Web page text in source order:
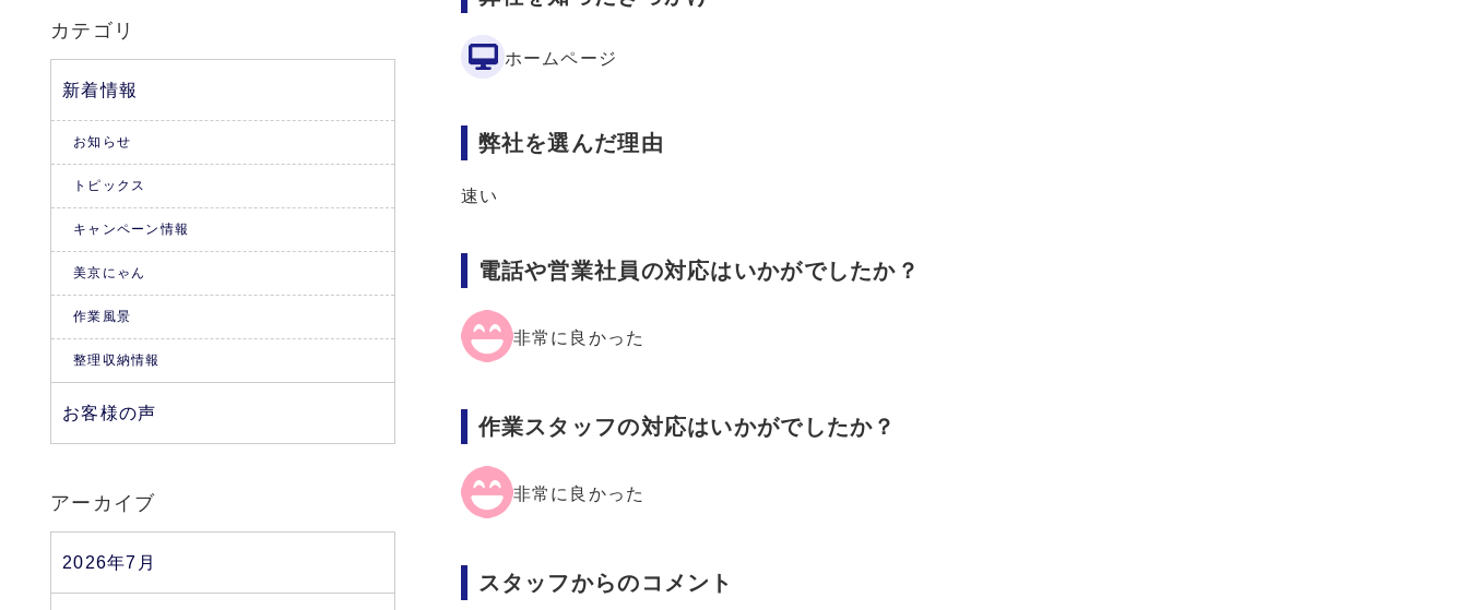
ホームページ
弊社を選んだ理由
速い
電話や営業社員の対応はいかがでしたか？
非常に良かった
作業スタッフの対応はいかがでしたか？
非常に良かった
スタッフからのコメント
カテゴリ
新着情報
お知らせ
トピックス
キャンペーン情報
美京にゃん
作業風景
整理収納情報
お客様の声
アーカイブ
2026年7月